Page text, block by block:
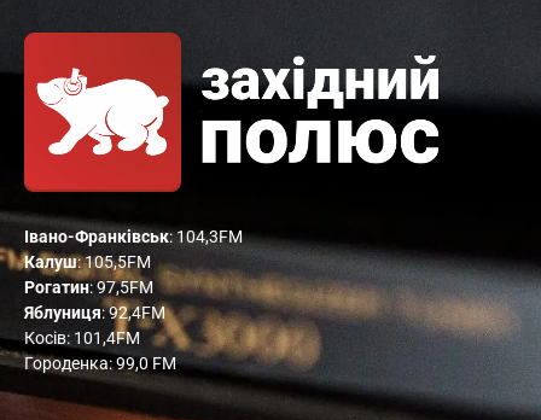
Івано-Франківськ: 104,3FM
Калуш: 105,5FM
Рогатин: 97,5FM
Яблуниця: 92,4FM
Косів: 101,4FM
Городенка: 99,0 FM